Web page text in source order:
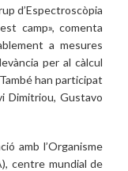
d’Espectroscòpia
camp», comenta
a mesures
per al càlcul
han participat
Dimitriou, Gustavo
amb l’Organisme
centre mundial de